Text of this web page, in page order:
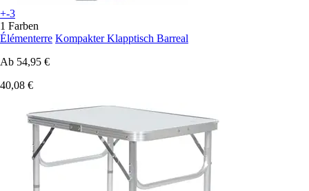
+-3
1 Farben
Élémenterre Kompakter Klapptisch Barreal
Ab 54,95 €
40,08 €